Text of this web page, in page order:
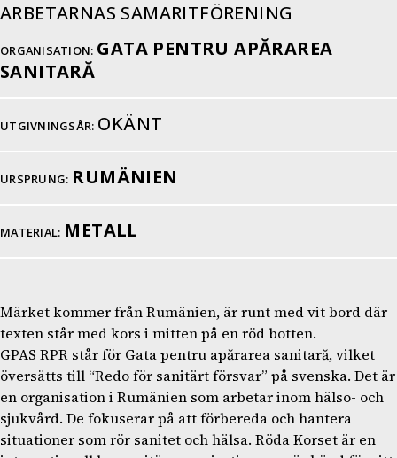
ARBETARNAS SAMARITFÖRENING
ORGANISATION: GATA PENTRU APĂRAREA
SANITARĂ
UTGIVNINGSÅR: OKÄNT
URSPRUNG: RUMÄNIEN
MATERIAL: METALL
Märket kommer från Rumänien, är runt med vit bord där
texten står med kors i mitten på en röd botten.
GPAS RPR står för Gata pentru apărarea sanitară, vilket
översätts till “Redo för sanitärt försvar” på svenska. Det är
en organisation i Rumänien som arbetar inom hälso- och
sjukvård. De fokuserar på att förbereda och hantera
situationer som rör sanitet och hälsa. Röda Korset är en